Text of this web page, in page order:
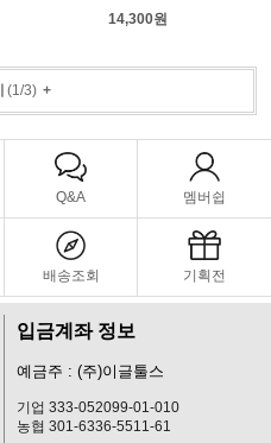
14,300원
(1/3)+
Q&A 멤버쉽
배송조회 기획전
입금계좌 정보
예금주 : (주)이글툴스
기업 333-052099-01-010
농협 301-6336-5511-61